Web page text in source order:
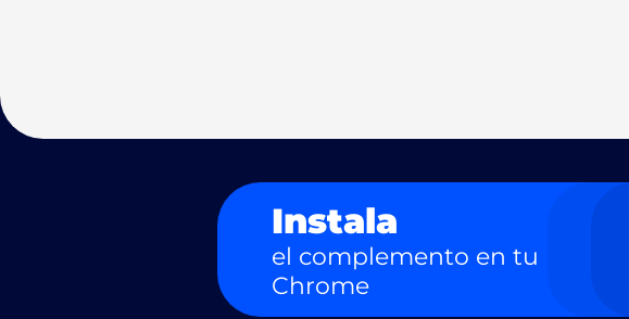
Instala
el complemento en tu
Chrome